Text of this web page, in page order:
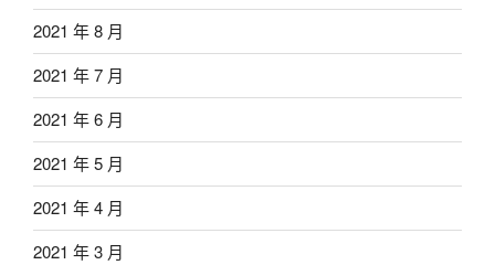
2021 年 8 月
2021 年 7 月
2021 年 6 月
2021 年 5 月
2021 年 4 月
2021 年 3 月